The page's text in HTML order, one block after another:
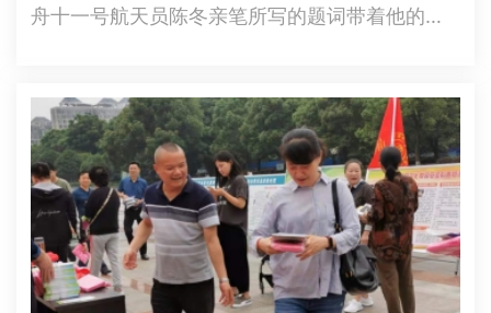
舟十一号航天员陈冬亲笔所写的题词带着他的祝
100周年岳阳市航空航天航海科普展”开展仪式在
岳阳市科技馆一楼前坪举行。国家首批航天员、
航天英雄杨利伟的教练…